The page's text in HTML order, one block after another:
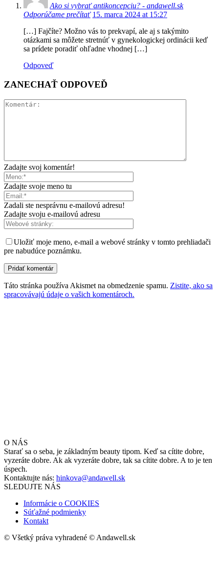
Ako si vybrať antikoncepciu? - andawell.sk
Odporúčame prečítať 15. marca 2024 at 15:27
[…] Fajčíte? Možno vás to prekvapí, ale aj s takýmito
otázkami sa môžete stretnúť v gynekologickej ordinácii keď
sa prídete poradiť ohľadne vhodnej […]
Odpoveď
ZANECHAŤ ODPOVEĎ
Zadajte svoj komentár!
Zadajte svoje meno tu
Zadali ste nesprávnu e-mailovú adresu!
Zadajte svoju e-mailovú adresu
Uložiť moje meno, e-mail a webové stránky v tomto prehliadači
pre nabudúce poznámku.
Táto stránka používa Akismet na obmedzenie spamu. Zistite, ako sa
spracovávajú údaje o vašich komentároch.
O NÁS
Starať sa o seba, je základným beauty tipom. Keď sa cítite dobre,
vyzeráte dobre. Ak ak vyzeráte dobre, tak sa cítite dobre. A to je ten
úspech.
Kontaktujte nás: hinkova@andawell.sk
SLEDUJTE NÁS
Informácie o COOKIES
Súťažné podmienky
Kontakt
© Všetký práva vyhradené © Andawell.sk